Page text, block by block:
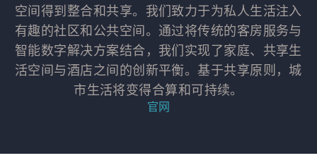
空间得到整合和共享。我们致力于为私人生活注入
有趣的社区和公共空间。通过将传统的客房服务与
智能数字解决方案结合，我们实现了家庭、共享生
活空间与酒店之间的创新平衡。基于共享原则，城
市生活将变得合算和可持续。
官网